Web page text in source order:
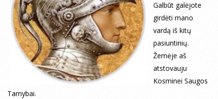
Galbūt galėjote
girdėti mano
vardą iš kitų
pasiuntinių.
Žemėje aš
atstovauju
Kosminei Saugos
Tarnybai.